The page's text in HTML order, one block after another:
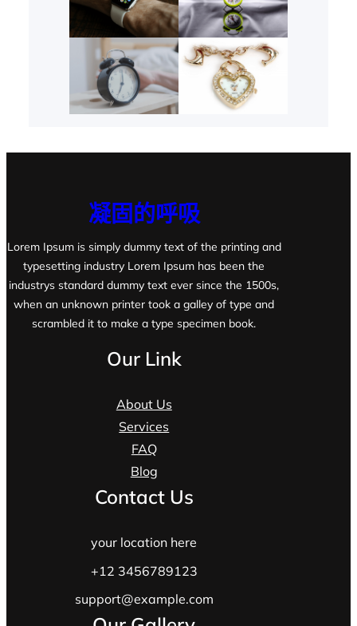
凝固的呼吸
Lorem Ipsum is simply dummy text of the printing and
typesetting industry Lorem Ipsum has been the
industrys standard dummy text ever since the 1500s,
when an unknown printer took a galley of type and
scrambled it to make a type specimen book.
Our Link
About Us
Services
FAQ
Blog
Contact Us
your location here
+12 3456789123
support@example.com